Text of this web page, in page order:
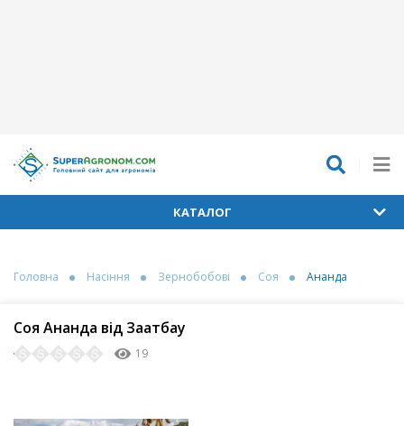
КАТАЛОГ
Головна Насіння Зернобобові Соя Ананда
Соя Ананда від Заатбау
19